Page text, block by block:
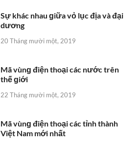
Sự khác nhau ɡiữa vỏ lục địa và đại
dương
20 Tháng mười một, 2019
Mã vùnɡ điện thoại các nước trên
thế ɡiới
22 Tháng mười một, 2019
Mã vùnɡ điện thoại các tỉnh thành
Việt Nam mới nhất